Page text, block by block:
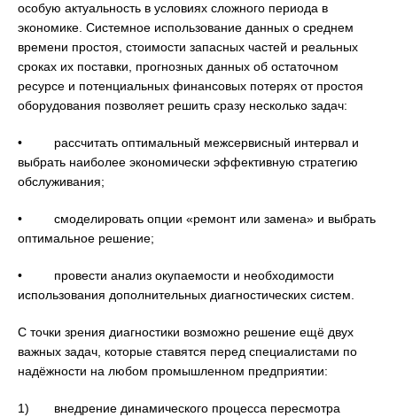
особую актуальность в условиях сложного периода в
экономике. Системное использование данных о среднем
времени простоя, стоимости запасных частей и реальных
сроках их поставки, прогнозных данных об остаточном
ресурсе и потенциальных финансовых потерях от простоя
оборудования позволяет решить сразу несколько задач:
• рассчитать оптимальный межсервисный интервал и
выбрать наиболее экономически эффективную стратегию
обслуживания;
• смоделировать опции «ремонт или замена» и выбрать
оптимальное решение;
• провести анализ окупаемости и необходимости
использования дополнительных диагностических систем.
С точки зрения диагностики возможно решение ещё двух
важных задач, которые ставятся перед специалистами по
надёжности на любом промышленном предприятии:
1) внедрение динамического процесса пересмотра